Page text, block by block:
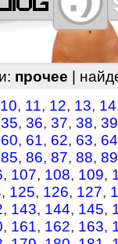
прочее |
10, 11, 12, 13, 14
35, 36, 37, 38, 39
60, 61, 62, 63, 64
85, 86, 87, 88, 89
, 107, 108, 109,
, 125, 126, 127,
, 143, 144, 145,
, 161, 162, 163,